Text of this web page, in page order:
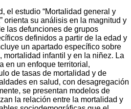
el estudio “Mortalidad general y
orienta su análisis en la magnitud y
las defunciones de grupos
definidos a partir de la edad y
un apartado específico sobre
mortalidad infantil y en la niñez. La
en un enfoque territorial,
de tasas de mortalidad y de
en salud, con desagregación
se presentan modelos de
la relación entre la mortalidad y